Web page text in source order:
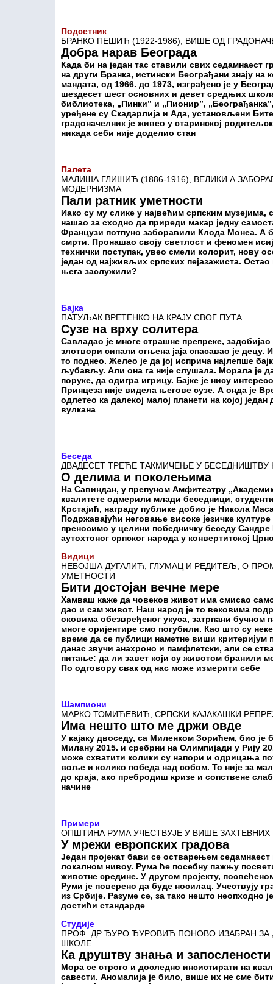
Подсетник
БРАНКО ПЕШИЋ (1922-1986), ВИШЕ ОД
Добра нарав Београда
Када би на један тас ставили свих седамнаест
на други Бранка, истински Београђани знају
мандата, од 1966. до 1973, изграђено је у
шездесет шест основних и девет средњих
библиотека, „Пинки” и „Пионир”,
уређене су Скадарлија и Ада, установљени
градоначелник је живео у старинској
никада себи није доделио стан
Палета
МАЛИША ГЛИШИЋ (1886-1916), ВЕЛИКИ А
МОДЕРНИЗМА
Пали ратник уметности
Иако су му слике у највећим српским музејима,
нашао за сходно да приреди макар једну
Французи потпуно заборавили Клода Монеа. А
смрти. Пронашао своју светлост и феномен
технички поступак, увео смели колорит, нову
један од најживљих српских пејазажиста.
њега заслужили?
Бајка
ПАТУЉАК ВРЕТЕНКО НА КРАЈУ СВОГ ПУТА
Сузе на врху солитера
Савладао је многе страшне препреке,
злотвори сипали огњена јаја спасавао је децу.
то поднео. Желео је да јој исприча најлепше
љубављу. Али она га није слушала. Морала је
поруке, да одигра игрицу. Бајке је нису
Принцеза није видела његове сузе. А онда је
одлетео ка далекој малој планети на којој
вулкана
Беседа
ДВАДЕСЕТ ТРЕЋЕ ТАКМИЧЕЊЕ У БЕСЕДНИШТВУ
О делима и поколењима
На Савиндан, у препуном Амфитеатру
квалитете одмерили млади беседници,
Крстајић, награду публике добио је Никола
Подржавајући неговање високе језичке
преносимо у целини победничку беседу
аутохтоног српског народа у конвертитској
Видици
НЕБОЈША ДУГАЛИЋ, ГЛУМАЦ И РЕДИТЕЉ, О
УМЕТНОСТИ
Бити достојан вечне мере
Хамваш каже да човеков живот има смисао
дао и сам живот. Наш народ је то вековима
оковима обезвређеног укуса, затрпани бучном
многе оријентире смо погубили. Као што су
време да се публици наметне виши
данас звучи анахроно и памфлетски, али се
питање: да ли завет који су животом бранили
По одговору свак од нас може измерити себе
Шампиони
МАРКО ТОМИЋЕВИЋ, СРПСКИ КАЈАКАШКИ
Има нешто што ме држи овде
У кајаку двоседу, са Миленком Зорићем, био је
Милану 2015. и сребрни на Олимпијади у Рију
може схватити колики су напори и одрицања
воље и колико победа над собом. То није за
до краја, ако пребродиш кризе и сопствене
начине
Примери
ОПШТИНА РУМА УЧЕСТВУЈЕ У ВИШЕ ЗАХТЕВНИХ
У мрежи европских градова
Један пројекат бави се остварењем
локалном нивоу. Рума ће посебну пажњу
животне средине. У другом пројекту,
Руми је поверено да буде носилац. Учествују
из Србије. Разуме се, за тако нешто неопходно
достићи стандарде
Студије
ПРОФ. ДР ЂУРО ЂУРОВИЋ ПОНОВО ИЗАБРАН ЗА
ШКОЛЕ
Ка друштву знања и запослености
Мора се строго и доследно инсистирати на
савести. Аномалија је било, више их не сме